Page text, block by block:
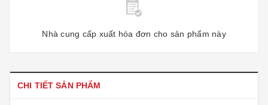
Nhà cung cấp xuất hóa đơn cho sản phẩm này
CHI TIẾT SẢN PHẨM